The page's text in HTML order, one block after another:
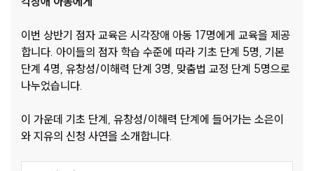
이번 상반기 점자 교육은 시각장애 아동 17명에게 교육을 제공
합니다. 아이들의 점자 학습 수준에 따라 기초 단계 5명, 기본
단계 4명, 유창성/이해력 단계 3명, 맞춤법 교정 단계 5명으로
나누었습니다.
이 가운데 기초 단계, 유창성/이해력 단계에 들어가는 소은이
와 지유의 신청 사연을 소개합니다.